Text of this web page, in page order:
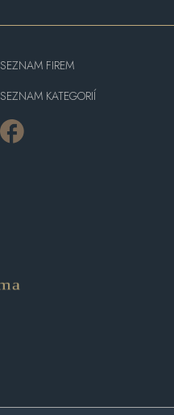
SEZNAM FIREM
SEZNAM KATEGORIÍ